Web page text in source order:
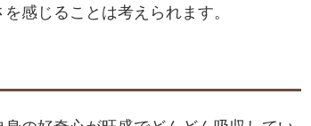
感じることは考えられます。